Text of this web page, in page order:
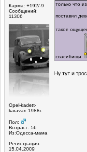
Карма: +192/-9
Сообщений:
11306
Opel-kadett-
karavan 1988г.
Пол:
Возраст: 56
Из:Одесса-мама
Регистрация:
15.04.2009
только что
поставил
такое
спасибищи
Ну тут и